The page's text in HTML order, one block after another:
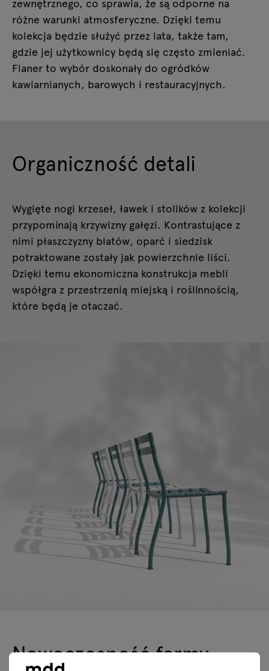
różne warunki atmosferyczne. Dzięki temu
kolekcja będzie służyć przez lata, także tam,
gdzie jej użytkownicy będą się często zmieniać.
Flaner to wybór doskonały do ogródków
kawiarnianych, barowych i restauracyjnych.
Organiczność detali
Wygięte nogi krzeseł, ławek i stolików z kolekcji
przypominają krzywizny gałęzi. Kontrastujące z
nimi płaszczyzny blatów, oparć i siedzisk
potraktowane zostały jak powierzchnie liści.
Dzięki temu ekonomiczna konstrukcja mebli
współgra z przestrzenią miejską i roślinnością,
które będą je otaczać.
Nowoczesność formy